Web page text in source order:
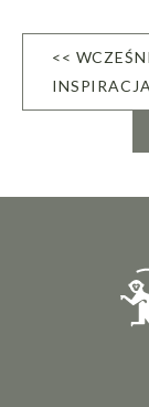
<<
INSPIRACJA